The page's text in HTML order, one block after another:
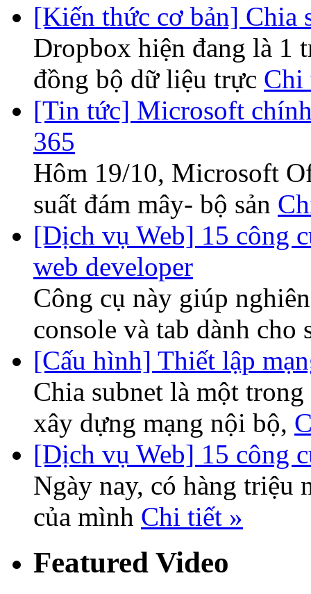
[Kiến thức cơ bản] Chia
Dropbox hiện đang là 1
đồng bộ dữ liệu trực Chi
[Tin tức] Microsoft
365
Hôm 19/10, Microsoft
suất đám mây- bộ sản
[Dịch vụ Web] 15 công
web developer
Công cụ này giúp
console và tab dành
[Cấu hình] Thiết lập
Chia subnet là một
xây dựng mạng nội bộ,
[Dịch vụ Web] 15 công
Ngày nay, có hàng
của mình Chi tiết »
Featured Video